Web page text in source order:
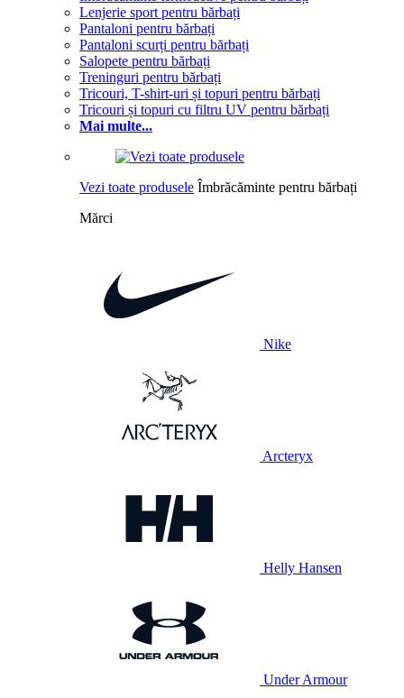
Lenjerie sport pentru bărbați
Pantaloni pentru bărbați
Pantaloni scurți pentru bărbați
Salopete pentru bărbați
Treninguri pentru bărbați
Tricouri, T-shirt-uri și topuri pentru bărbați
Tricouri și topuri cu filtru UV pentru bărbați
Mai multe...
Vezi toate produsele Îmbrăcăminte pentru bărbați
Mărci
Nike
Arcteryx
Helly Hansen
Under Armour